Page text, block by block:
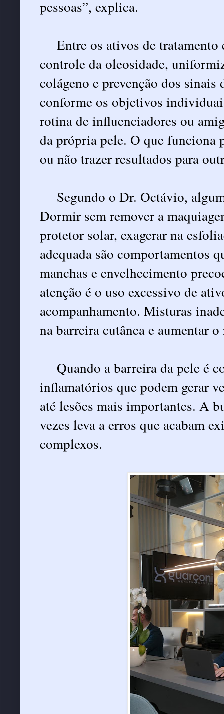
pessoas”, explica.
Entre os ativos de tratamento
controle da oleosidade,
colágeno e prevenção dos
conforme os objetivos
rotina de influenciadores ou
da própria pele. O que funciona
ou não trazer resultados para
Segundo o Dr. Octávio,
Dormir sem remover a
protetor solar, exagerar na
adequada são comportamentos
manchas e envelhecimento
atenção é o uso excessivo de
acompanhamento. Misturas
na barreira cutânea e aumentar
Quando a barreira da pele é
inflamatórios que podem gerar
até lesões mais importantes. A
vezes leva a erros que acabam
complexos.